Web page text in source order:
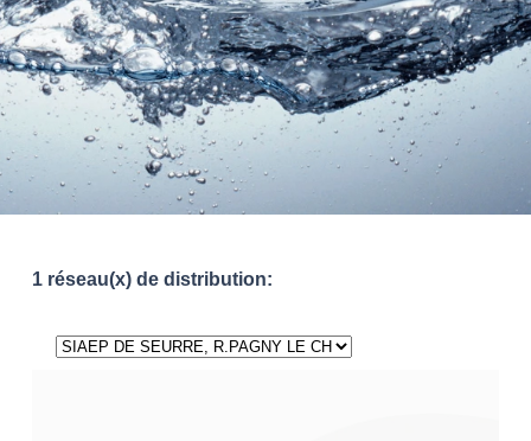
1 réseau(x) de distribution: